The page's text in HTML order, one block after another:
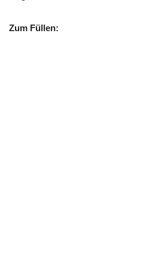
Zum Füllen: